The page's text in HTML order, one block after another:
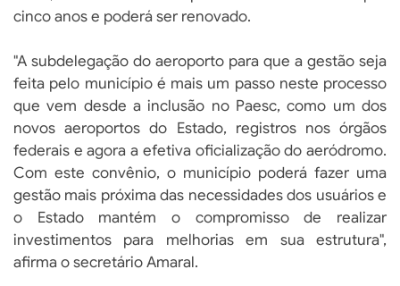
cinco anos e poderá ser renovado.
"A subdelegação do aeroporto para que a gestão seja
feita pelo município é mais um passo neste processo
que vem desde a inclusão no Paesc, como um dos
novos aeroportos do Estado, registros nos órgãos
federais e agora a efetiva oficialização do aeródromo.
Com este convênio, o município poderá fazer uma
gestão mais próxima das necessidades dos usuários e
o Estado mantém o compromisso de realizar
investimentos para melhorias em sua estrutura",
afirma o secretário Amaral.